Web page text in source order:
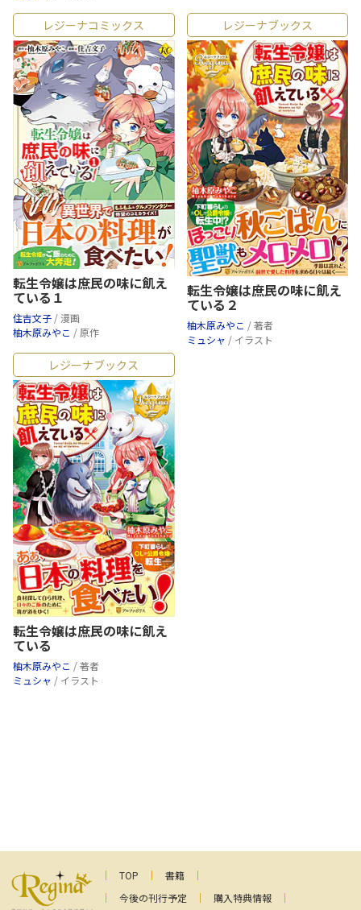
レジーナコミックス
転生令嬢は庶民の味に飢え
ている１
住吉文子 / 漫画
柚木原みやこ / 原作
レジーナブックス
転生令嬢は庶民の味に飢え
ている２
柚木原みやこ / 著者
ミュシャ / イラスト
レジーナブックス
転生令嬢は庶民の味に飢え
ている
柚木原みやこ / 著者
ミュシャ / イラスト
TOP
書籍
今後の刊行予定
購入特典情報